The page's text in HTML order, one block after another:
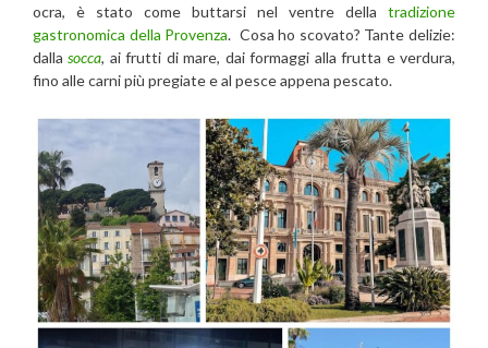
ocra, è stato come buttarsi nel ventre della tradizione
gastronomica della Provenza. Cosa ho scovato? Tante delizie:
dallasocca, ai frutti di mare, dai formaggi alla frutta e verdura,
fino alle carni più pregiate e al pesce appena pescato.